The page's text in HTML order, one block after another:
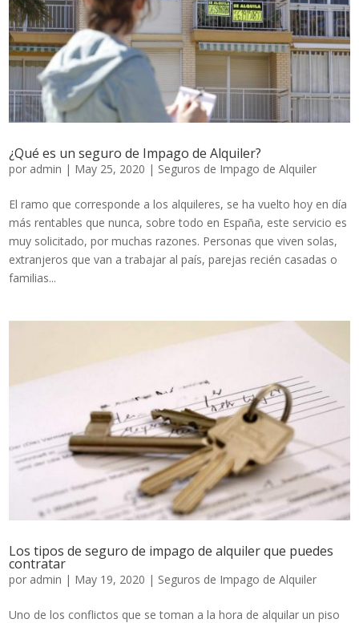
¿Qué es un seguro de Impago de Alquiler?
por admin | May 25, 2020 | Seguros de Impago de Alquiler
El ramo que corresponde a los alquileres, se ha vuelto hoy en día
más rentables que nunca, sobre todo en España, este servicio es
muy solicitado, por muchas razones. Personas que viven solas,
extranjeros que van a trabajar al país, parejas recién casadas o
familias...
Los tipos de seguro de impago de alquiler que puedes
contratar
por admin | May 19, 2020 | Seguros de Impago de Alquiler
Uno de los conflictos que se toman a la hora de alquilar un piso